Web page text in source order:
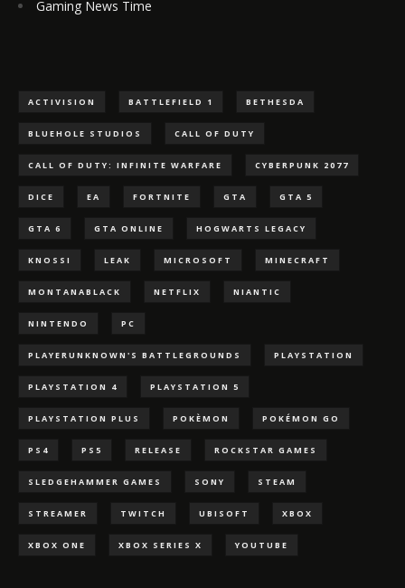
Gaming News Time
ACTIVISION BATTLEFIELD 1 BETHESDA
BLUEHOLE STUDIOS CALL OF DUTY
CALL OF DUTY: INFINITE WARFARE CYBERPUNK 2077
DICE EA FORTNITE GTA GTA 5
GTA 6 GTA ONLINE HOGWARTS LEGACY
KNOSSI LEAK MICROSOFT MINECRAFT
MONTANABLACK NETFLIX NIANTIC
NINTENDO PC
PLAYERUNKNOWN'S BATTLEGROUNDS PLAYSTATION
PLAYSTATION 4 PLAYSTATION 5
PLAYSTATION PLUS POKÈMON POKÉMON GO
PS4 PS5 RELEASE ROCKSTAR GAMES
SLEDGEHAMMER GAMES SONY STEAM
STREAMER TWITCH UBISOFT XBOX
XBOX ONE XBOX SERIES X YOUTUBE